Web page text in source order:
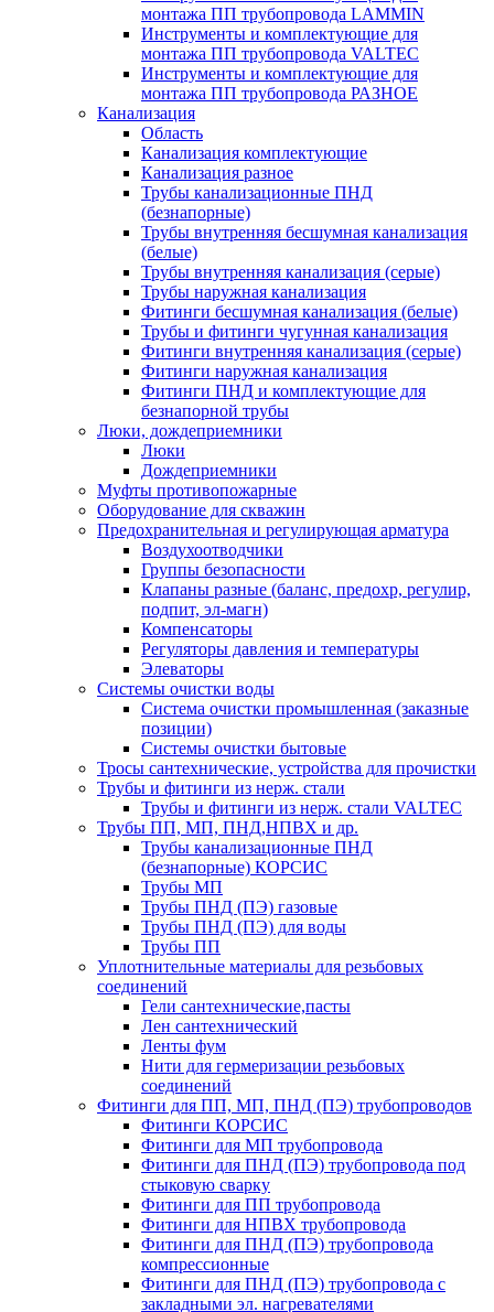
монтажа ПП трубопровода LAMMIN
Инструменты и комплектующие для
монтажа ПП трубопровода VALTEC
Инструменты и комплектующие для
монтажа ПП трубопровода РАЗНОЕ
Канализация
Область
Канализация комплектующие
Канализация разное
Трубы канализационные ПНД
(безнапорные)
Трубы внутренняя бесшумная канализация
(белые)
Трубы внутренняя канализация (серые)
Трубы наружная канализация
Фитинги бесшумная канализация (белые)
Трубы и фитинги чугунная канализация
Фитинги внутренняя канализация (серые)
Фитинги наружная канализация
Фитинги ПНД и комплектующие для
безнапорной трубы
Люки, дождеприемники
Люки
Дождеприемники
Муфты противопожарные
Оборудование для скважин
Предохранительная и регулирующая арматура
Воздухоотводчики
Группы безопасности
Клапаны разные (баланс, предохр, регулир,
подпит, эл-магн)
Компенсаторы
Регуляторы давления и температуры
Элеваторы
Системы очистки воды
Система очистки промышленная (заказные
позиции)
Системы очистки бытовые
Тросы сантехнические, устройства для прочистки
Трубы и фитинги из нерж. стали
Трубы и фитинги из нерж. стали VALTEC
Трубы ПП, МП, ПНД,НПВХ и др.
Трубы канализационные ПНД
(безнапорные) КОРСИС
Трубы МП
Трубы ПНД (ПЭ) газовые
Трубы ПНД (ПЭ) для воды
Трубы ПП
Уплотнительные материалы для резьбовых
соединений
Гели сантехнические,пасты
Лен сантехнический
Ленты фум
Нити для гермеризации резьбовых
соединений
Фитинги для ПП, МП, ПНД (ПЭ) трубопроводов
Фитинги КОРСИС
Фитинги для МП трубопровода
Фитинги для ПНД (ПЭ) трубопровода под
стыковую сварку
Фитинги для ПП трубопровода
Фитинги для НПВХ трубопровода
Фитинги для ПНД (ПЭ) трубопровода
компрессионные
Фитинги для ПНД (ПЭ) трубопровода с
закладными эл. нагревателями